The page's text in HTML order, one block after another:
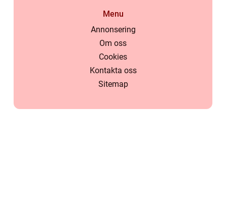
Menu
Annonsering
Om oss
Cookies
Kontakta oss
Sitemap